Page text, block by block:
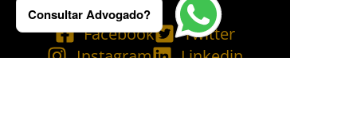
Facebook
Twitter
Instagram
Linkedin
Consultar Advogado?